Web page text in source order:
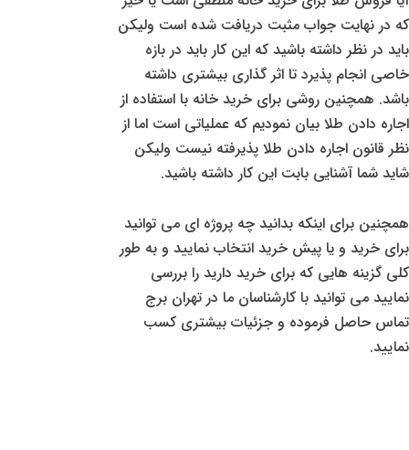
که در نهایت جواب مثبت دریافت شده است ولیکن
باید در نظر داشته باشید که این کار باید در بازه
خاصی انجام پذیرد تا اثر گذاری بیشتری داشته
باشد. همچنین روشی برای خرید خانه با استفاده از
اجاره دادن طلا بیان نمودیم که عملیاتی است اما از
نظر قانون اجاره دادن طلا پذیرفته نیست ولیکن
شاید شما آشنایی بابت این کار داشته باشید.
همچنین برای اینکه بدانید چه پروژه ای می توانید
برای خرید و یا پیش خرید انتخاب نمایید و به طور
کلی گزینه هایی که برای خرید دارید را بررسی
نمایید می توانید با کارشناسان ما در تهران برج
تماس حاصل فرموده و جزئیات بیشتری کسب
نمایید.